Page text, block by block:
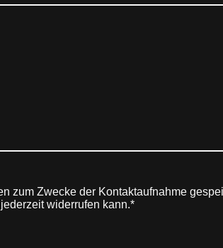
zum Zwecke der Kontaktaufnahme
widerrufen kann.*